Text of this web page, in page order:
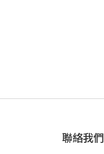
聯絡我們